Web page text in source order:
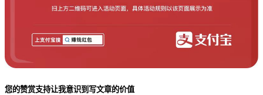
您的赞赏支持让我意识到写文章的价值